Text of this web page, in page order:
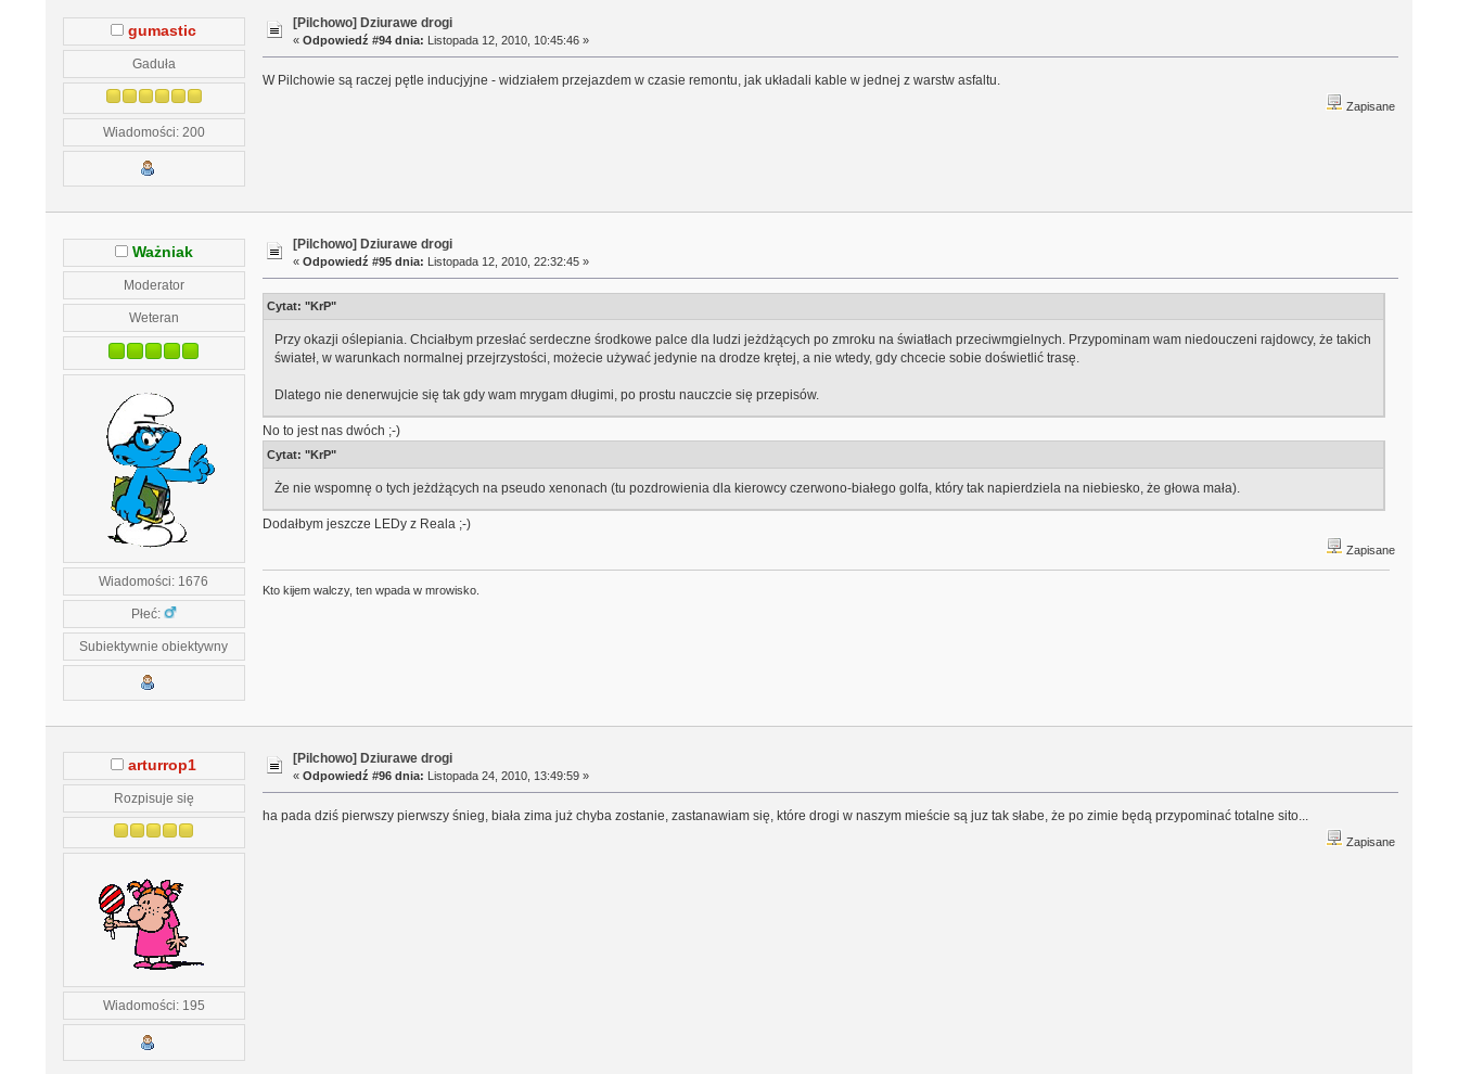
gumastic
Gaduła
Wiadomości: 200
[Pilchowo] Dziurawe drogi
«Odpowiedź #94 dnia: Listopada 12, 2010, 10:45:46 »
W Pilchowie są raczej pętle inducjyjne - widziałem przejazdem w czasie remontu, jak układali kable w jednej z warstw asfaltu.
Zapisane
Ważniak
Moderator
Weteran
Wiadomości: 1676
Płeć:
Subiektywnie obiektywny
[Pilchowo] Dziurawe drogi
«Odpowiedź #95 dnia: Listopada 12, 2010, 22:32:45 »
Cytat: "KrP"
Przy okazji oślepiania. Chciałbym przesłać serdeczne środkowe palce dla ludzi jeżdżących po zmroku na światłach przeciwmgielnych. Przypominam wam niedouczeni rajdowcy, że takich
świateł, w warunkach normalnej przejrzystości, możecie używać jedynie na drodze krętej, a nie wtedy, gdy chcecie sobie doświetlić trasę.
Dlatego nie denerwujcie się tak gdy wam mrygam długimi, po prostu nauczcie się przepisów.
No to jest nas dwóch ;-)
Cytat: "KrP"
Że nie wspomnę o tych jeżdżących na pseudo xenonach (tu pozdrowienia dla kierowcy czerwono-białego golfa, który tak napierdziela na niebiesko, że głowa mała).
Dodałbym jeszcze LEDy z Reala ;-)
Zapisane
Kto kijem walczy, ten wpada w mrowisko.
arturrop1
Rozpisuje się
Wiadomości: 195
[Pilchowo] Dziurawe drogi
«Odpowiedź #96 dnia: Listopada 24, 2010, 13:49:59 »
ha pada dziś pierwszy pierwszy śnieg, biała zima już chyba zostanie, zastanawiam się, które drogi w naszym mieście są juz tak słabe, że po zimie będą przypominać totalne sito...
Zapisane